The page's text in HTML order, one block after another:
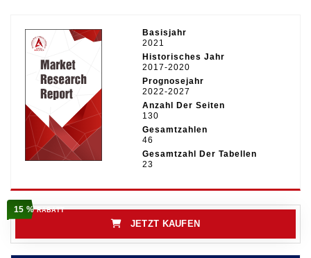
Basisjahr
2021
Historisches Jahr
2017-2020
Prognosejahr
2022-2027
Anzahl Der Seiten
130
Gesamtzahlen
46
Gesamtzahl Der Tabellen
23
15 %RABATT
JETZT KAUFEN